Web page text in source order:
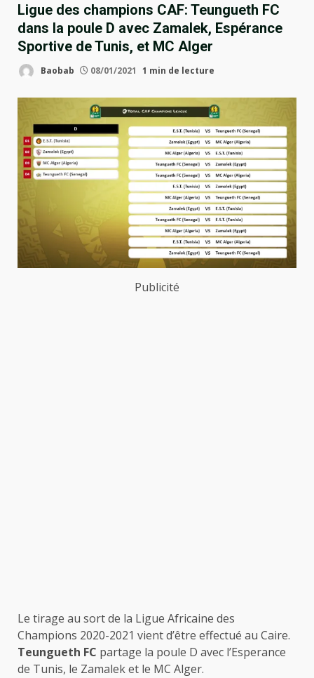
Ligue des champions CAF: Teungueth FC
dans la poule D avec Zamalek, Espérance
Sportive de Tunis, et MC Alger
Baobab 08/01/2021 1 min de lecture
Publicité
Le tirage au sort de la Ligue Africaine des
Champions 2020-2021 vient d’être effectué au Caire.
Teungueth FC partage la poule D avec l’Esperance
de Tunis, le Zamalek et le MC Alger.